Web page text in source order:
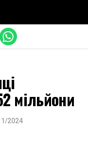
мільйони
2024